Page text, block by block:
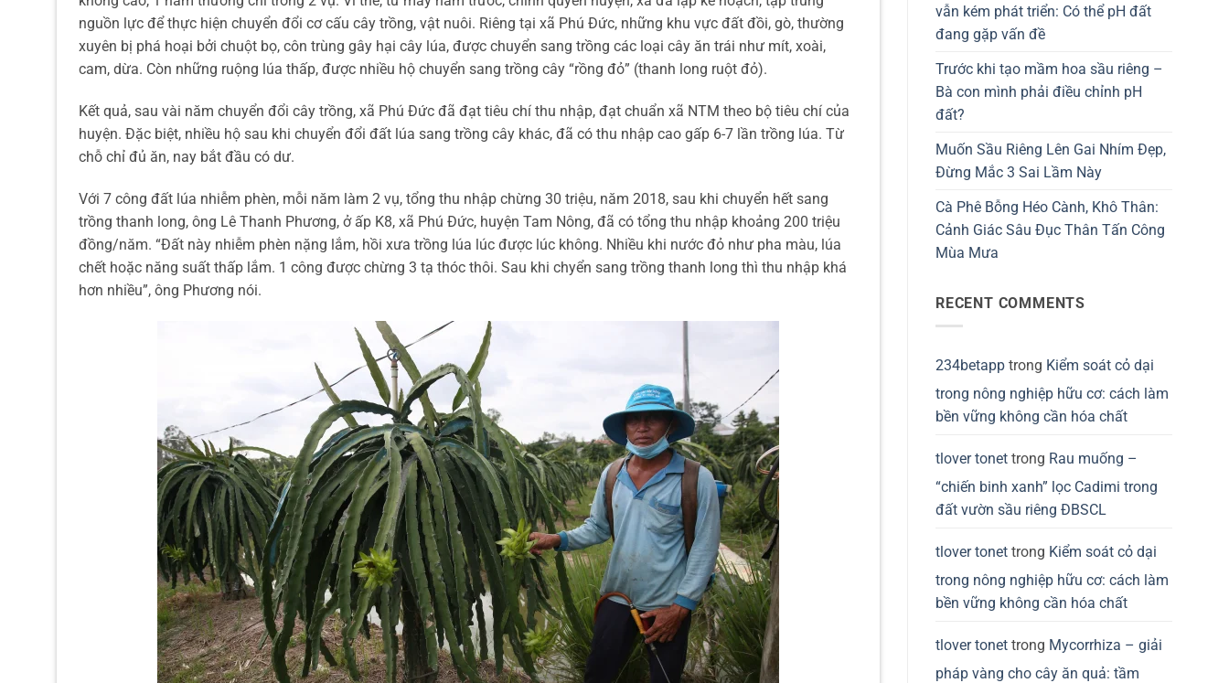
nguồn lực để thực hiện chuyển đổi cơ cấu cây trồng, vật nuôi. Riêng tại xã Phú Đức, những khu vực đất đồi, gò, thường
xuyên bị phá hoại bởi chuột bọ, côn trùng gây hại cây lúa, được chuyển sang trồng các loại cây ăn trái như mít, xoài,
cam, dừa. Còn những ruộng lúa thấp, được nhiều hộ chuyển sang trồng cây “rồng đỏ” (thanh long ruột đỏ).
Kết quả, sau vài năm chuyển đổi cây trồng, xã Phú Đức đã đạt tiêu chí thu nhập, đạt chuẩn xã NTM theo bộ tiêu chí của
huyện. Đặc biệt, nhiều hộ sau khi chuyển đổi đất lúa sang trồng cây khác, đã có thu nhập cao gấp 6-7 lần trồng lúa. Từ
chỗ chỉ đủ ăn, nay bắt đầu có dư.
Với 7 công đất lúa nhiễm phèn, mỗi năm làm 2 vụ, tổng thu nhập chừng 30 triệu, năm 2018, sau khi chuyển hết sang
trồng thanh long, ông Lê Thanh Phương, ở ấp K8, xã Phú Đức, huyện Tam Nông, đã có tổng thu nhập khoảng 200 triệu
đồng/năm. “Đất này nhiễm phèn nặng lắm, hồi xưa trồng lúa lúc được lúc không. Nhiều khi nước đỏ như pha màu, lúa
chết hoặc năng suất thấp lắm. 1 công được chừng 3 tạ thóc thôi. Sau khi chyển sang trồng thanh long thì thu nhập khá
hơn nhiều”, ông Phương nói.
vẫn kém phát triển: Có thể pH đất
đang gặp vấn đề
Trước khi tạo mầm hoa sầu riêng –
Bà con mình phải điều chỉnh pH
đất?
Muốn Sầu Riêng Lên Gai Nhím Đẹp,
Đừng Mắc 3 Sai Lầm Này
Cà Phê Bỗng Héo Cành, Khô Thân:
Cảnh Giác Sâu Đục Thân Tấn Công
Mùa Mưa
RECENT COMMENTS
234betapp trong Kiểm soát cỏ dại
trong nông nghiệp hữu cơ: cách làm
bền vững không cần hóa chất
tlover tonet trong Rau muống –
“chiến binh xanh” lọc Cadimi trong
đất vườn sầu riêng ĐBSCL
tlover tonet trong Kiểm soát cỏ dại
trong nông nghiệp hữu cơ: cách làm
bền vững không cần hóa chất
tlover tonet trong Mycorrhiza – giải
pháp vàng cho cây ăn quả: tầm